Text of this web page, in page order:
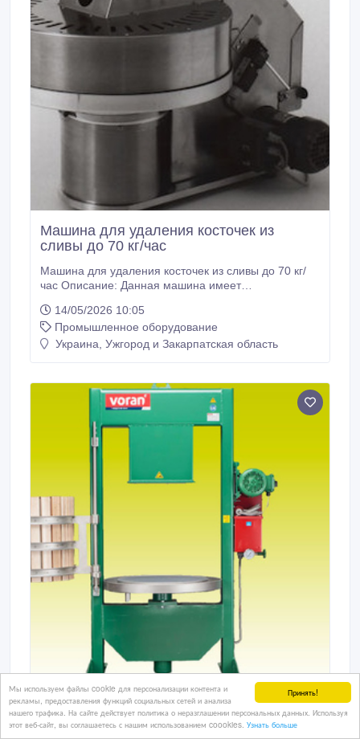
Принять!
Мы используем файлы cookie для персонализации контента и
рекламы, предоставления функций социальных сетей и анализа
нашего трафика. На сайте действует политика о неразглашении персональных данных. Используя
этот веб-сайт, вы соглашаетесь с нашим использованием coookies. Узнать больше
Машина для удаления косточек из
сливы до 70 кг/час
Машина для удаления косточек из сливы до 70 кг/
час Описание: Данная машина имеет
удалять косточки из слив диаметром до 45 мм.
Главная особенность – оставляет фрукты целыми!
Преимущества: - аналогичные машины для
ячейки руками).
14/05/2026 10:05
Промышленное оборудование
Украина, Ужгород и Закарпатская область
Корзинчатый пресс для фруктов
Корзинчатый пресс для фруктов Корзинчатый пресс